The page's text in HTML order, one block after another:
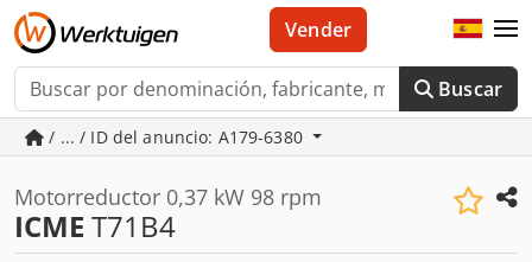
Buscar
Vender
/ ... / ID del anuncio: A179-6380
Motorreductor 0,37 kW 98 rpm
ICME T71B4